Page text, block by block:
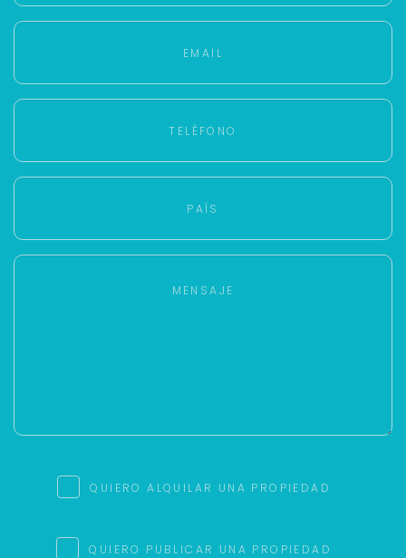
QUIERO ALQUILAR UNA PROPIEDAD
QUIERO PUBLICAR UNA PROPIEDAD